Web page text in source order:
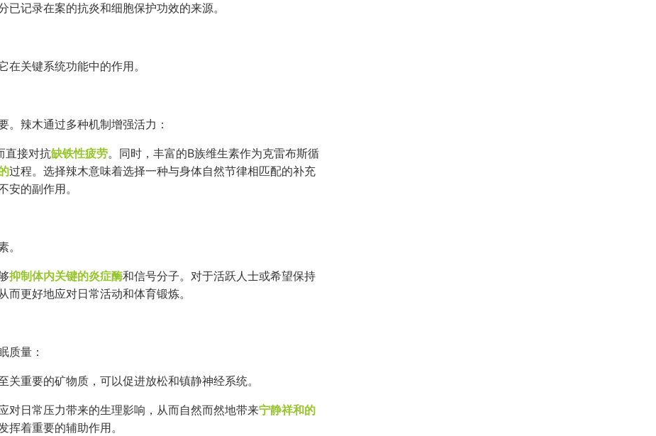
记录在案的抗炎和细胞保护功效的来源。
关键系统功能中的作用。
辣木通过多种机制增强活力：
直接对抗缺铁性疲劳。同时，丰富的B族维生素作为克雷布斯循
过程。选择辣木意味着选择一种与身体自然节律相匹配的补充
的副作用。
抑制体内关键的炎症酶和信号分子。对于活跃人士或希望保持
而更好地应对日常活动和体育锻炼。
质量：
重要的矿物质，可以促进放松和镇静神经系统。
对日常压力带来的生理影响，从而自然而然地带来宁静祥和的
着重要的辅助作用。